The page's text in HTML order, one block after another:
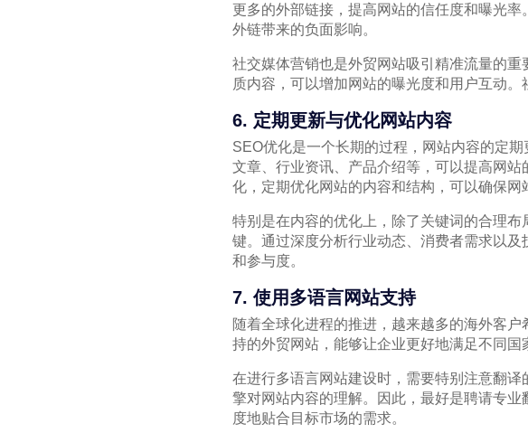
更多的外部链接，提高网站的信任度和曝光
外链带来的负面影响。
社交媒体营销也是外贸网站吸引精准流量的
质内容，可以增加网站的曝光度和用户互动
6. 定期更新与优化网站内容
SEO优化是一个长期的过程，网站内容的定
文章、行业资讯、产品介绍等，可以提高网
化，定期优化网站的内容和结构，可以确保网
特别是在内容的优化上，除了关键词的合理
键。通过深度分析行业动态、消费者需求以
和参与度。
7. 使用多语言网站支持
随着全球化进程的推进，越来越多的海外客
持的外贸网站，能够让企业更好地满足不同国
在进行多语言网站建设时，需要特别注意翻
擎对网站内容的理解。因此，最好是聘请专
度地贴合目标市场的需求。